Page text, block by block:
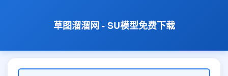
草图溜溜网 - SU模型免费下载